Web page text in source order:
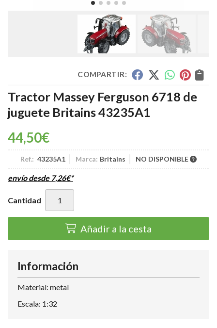
COMPARTIR:
Tractor Massey Ferguson 6718 de
juguete Britains 43235A1
44,50€
Ref.: 43235A1 Marca: Britains NO DISPONIBLE
envío desde 7,26€*
Cantidad
Añadir a la cesta
Información
Material: metal
Escala: 1:32